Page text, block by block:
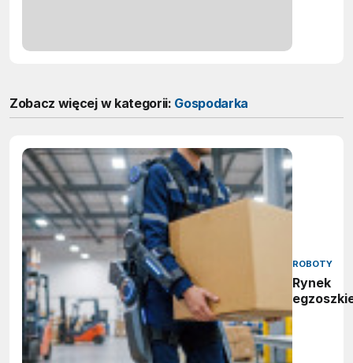
Zobacz więcej w kategorii: Gospodarka
ROBOTY
Rynek